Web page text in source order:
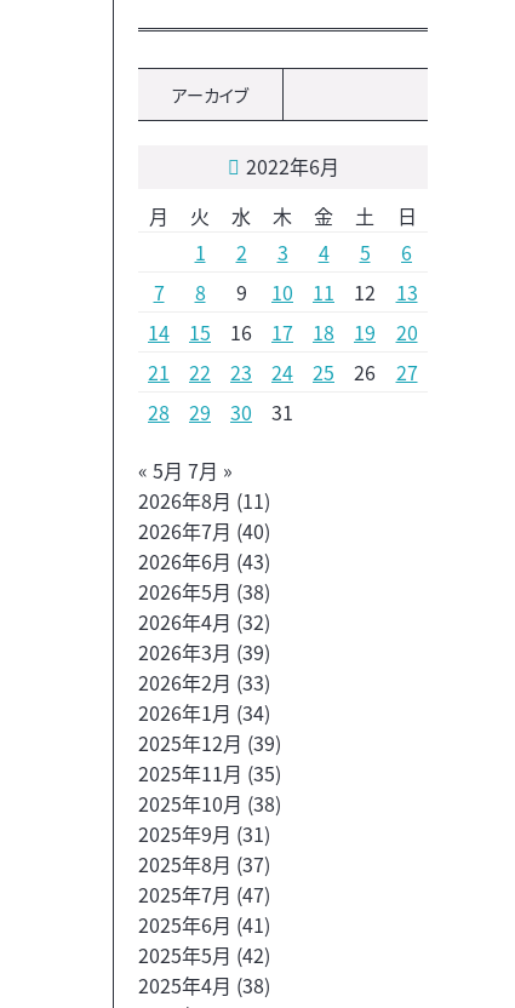
アーカイブ
2022年6月
月
火 水 木 金 土
日
1
2 3 4 5
6
7
8 9 10 11 12
13
14
15 16 17 18 19
20
21
22 23 24 25 26
27
28
29 30
31
« 5月 7月 »
2026年8月 (11)
2026年7月 (40)
2026年6月 (43)
2026年5月 (38)
2026年4月 (32)
2026年3月 (39)
2026年2月 (33)
2026年1月 (34)
2025年12月 (39)
2025年11月 (35)
2025年10月 (38)
2025年9月 (31)
2025年8月 (37)
2025年7月 (47)
2025年6月 (41)
2025年5月 (42)
2025年4月 (38)